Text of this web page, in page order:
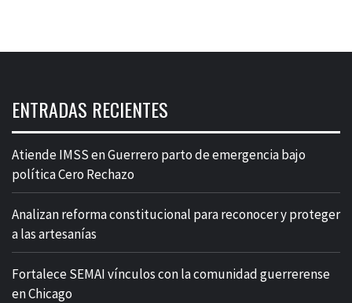
ENTRADAS RECIENTES
Atiende IMSS en Guerrero parto de emergencia bajo
política Cero Rechazo
Analizan reforma constitucional para reconocer y proteger
a las artesanías
Fortalece SEMAI vínculos con la comunidad guerrerense
en Chicago